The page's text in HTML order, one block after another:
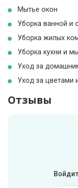
Мытье окон
Уборка ванной и
Уборка жилых
Уборка кухни и
Уход за
Уход за цветами
Отзывы